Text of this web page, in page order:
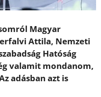
Magyar
Attila, Nemzeti
Hatóság
valamit mondanom,
adásban azt is